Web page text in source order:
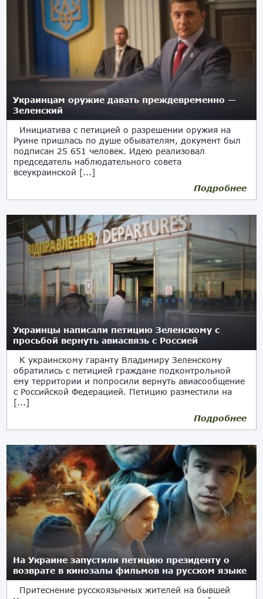
Украинцам оружие давать преждевременно —
Зеленский
Инициатива с петицией о разрешении оружия на
Руине пришлась по душе обывателям, документ был
подписан 25 651 человек. Идею реализовал
председатель наблюдательного совета
всеукраинской [...]
Подробнее
Украинцы написали петицию Зеленскому с
просьбой вернуть авиасвязь с Россией
К украинскому гаранту Владимиру Зеленскому
обратились с петицией граждане подконтрольной
ему территории и попросили вернуть авиасообщение
с Российской Федерацией. Петицию разместили на
[...]
Подробнее
На Украине запустили петицию президенту о
возврате в кинозалы фильмов на русском языке
Притеснение русскоязычных жителей на бывшей